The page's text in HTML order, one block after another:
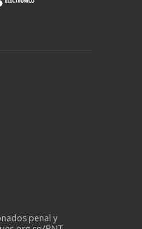
penal y